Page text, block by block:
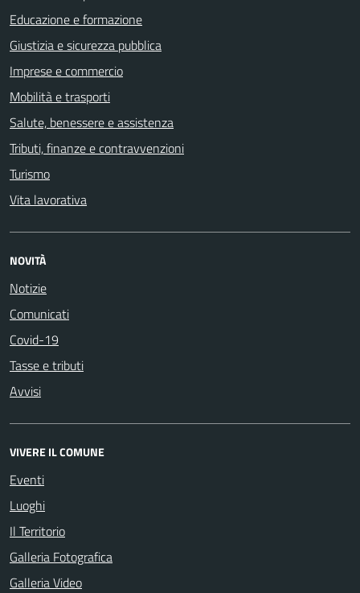
Educazione e formazione
Giustizia e sicurezza pubblica
Imprese e commercio
Mobilità e trasporti
Salute, benessere e assistenza
Tributi, finanze e contravvenzioni
Turismo
Vita lavorativa
NOVITÀ
Notizie
Comunicati
Covid-19
Tasse e tributi
Avvisi
VIVERE IL COMUNE
Eventi
Luoghi
Il Territorio
Galleria Fotografica
Galleria Video